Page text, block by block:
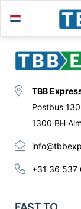
TBB
Postbus
1300 BH
+31 36 537